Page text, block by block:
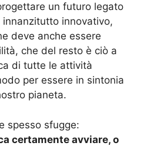
un futuro legato
innovativo,
deve anche essere
che del resto è ciò a
di tutte le attività
per essere in sintonia
pianeta.
spesso sfugge:
certamente avviare, o